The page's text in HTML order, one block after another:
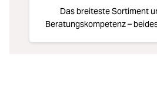
Das breiteste Sortiment
Beratungskompetenz –